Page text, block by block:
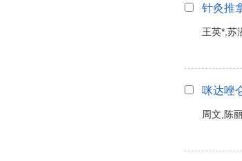
针灸推
王英*,苏
咪达唑
周文,陈